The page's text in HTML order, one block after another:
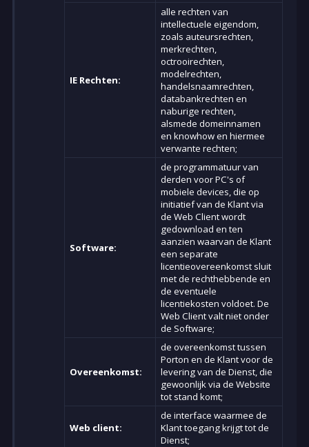
IE Rechten:
alle rechten van
intellectuele eigendom,
zoals auteursrechten,
merkrechten,
octrooirechten,
modelrechten,
handelsnaamrechten,
databankrechten en
naburige rechten,
alsmede domeinnamen
en knowhow en hiermee
verwante rechten;
Software:
de programmatuur van
derden voor PC's of
mobiele devices, die op
initiatief van de Klant via
de Web Client wordt
gedownload en ten
aanzien waarvan de Klant
een separate
licentieovereenkomst sluit
met de rechthebbende en
de eventuele
licentiekosten voldoet. De
Web Client valt niet onder
de Software;
Overeenkomst:
de overeenkomst tussen
Porton en de Klant voor de
levering van de Dienst, die
gewoonlijk via de Website
tot stand komt;
Web client:
de interface waarmee de
Klant toegang krijgt tot de
Dienst;